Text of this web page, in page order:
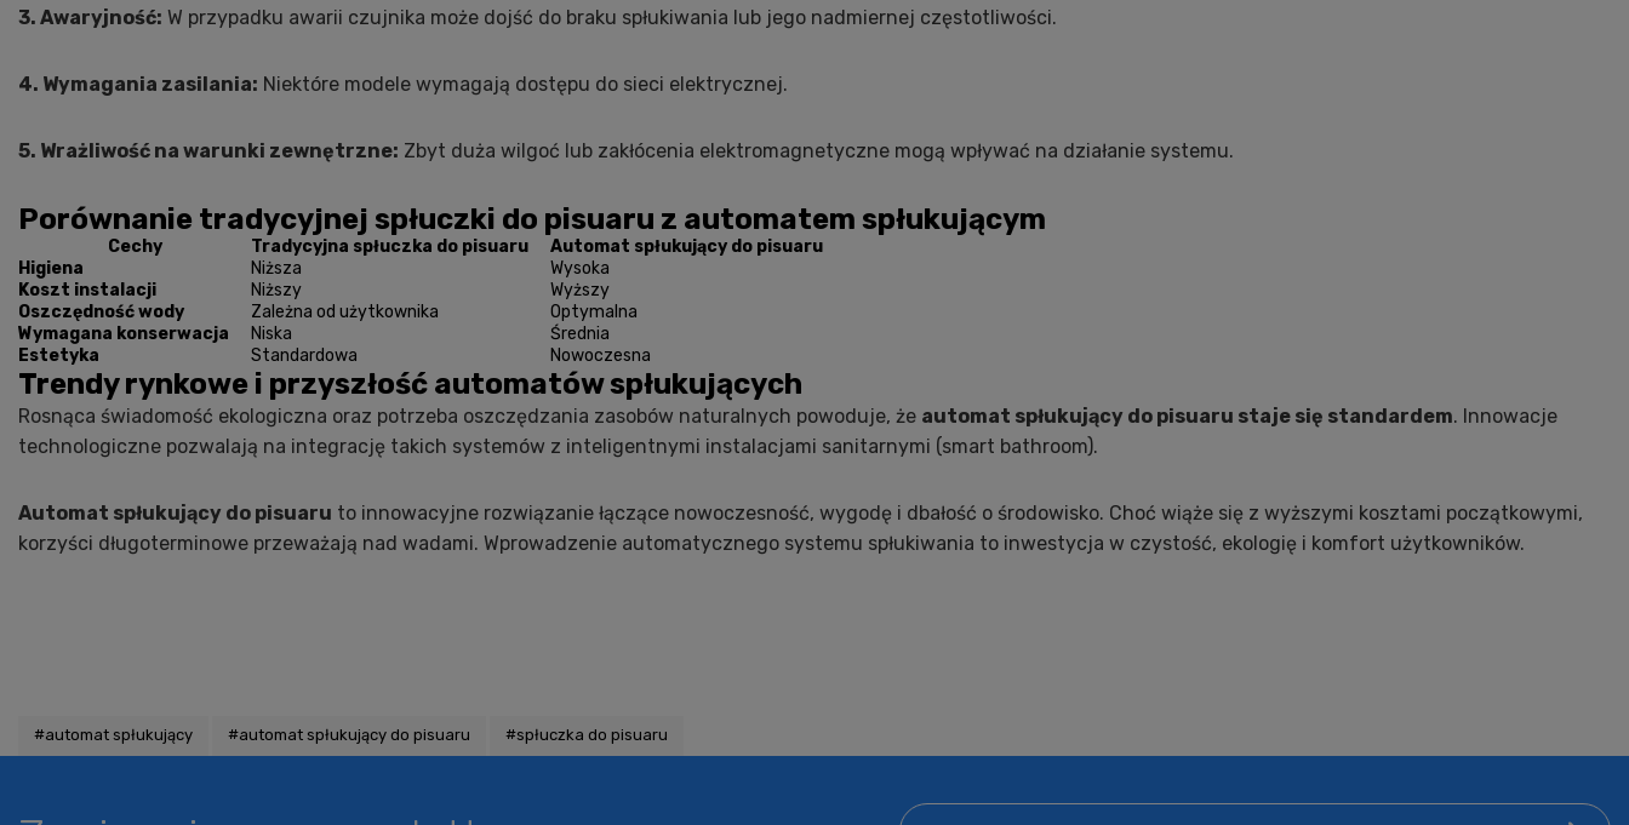
3. Awaryjność: W przypadku awarii czujnika może dojść do braku spłukiwania lub jego nadmiernej częstotliwości.
4. Wymagania zasilania: Niektóre modele wymagają dostępu do sieci elektrycznej.
5. Wrażliwość na warunki zewnętrzne: Zbyt duża wilgoć lub zakłócenia elektromagnetyczne mogą wpływać na działanie systemu.
Porównanie tradycyjnej spłuczki do pisuaru z automatem spłukującym
Cechy Tradycyjna spłuczka do pisuaru Automat spłukujący do pisuaru
Higiena
Niższa
Wysoka
Koszt instalacji
Niższy
Wyższy
Oszczędność wody
Zależna od użytkownika
Optymalna
Wymagana konserwacja
Niska
Średnia
Estetyka
Standardowa Nowoczesna
Trendy rynkowe i przyszłość automatów spłukujących
Rosnąca świadomość ekologiczna oraz potrzeba oszczędzania zasobów naturalnych powoduje, że automat spłukujący do pisuaru staje się standardem. Innowacje
technologiczne pozwalają na integrację takich systemów z inteligentnymi instalacjami sanitarnymi (smart bathroom).
Automat spłukujący do pisuaru to innowacyjne rozwiązanie łączące nowoczesność, wygodę i dbałość o środowisko. Choć wiąże się z wyższymi kosztami początkowymi,
korzyści długoterminowe przeważają nad wadami. Wprowadzenie automatycznego systemu spłukiwania to inwestycja w czystość, ekologię i komfort użytkowników.
#automat spłukujący #automat spłukujący do pisuaru #spłuczka do pisuaru